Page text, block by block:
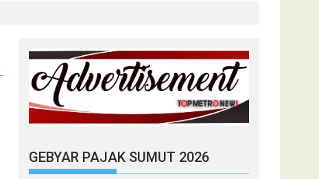
GEBYAR PAJAK SUMUT 2026